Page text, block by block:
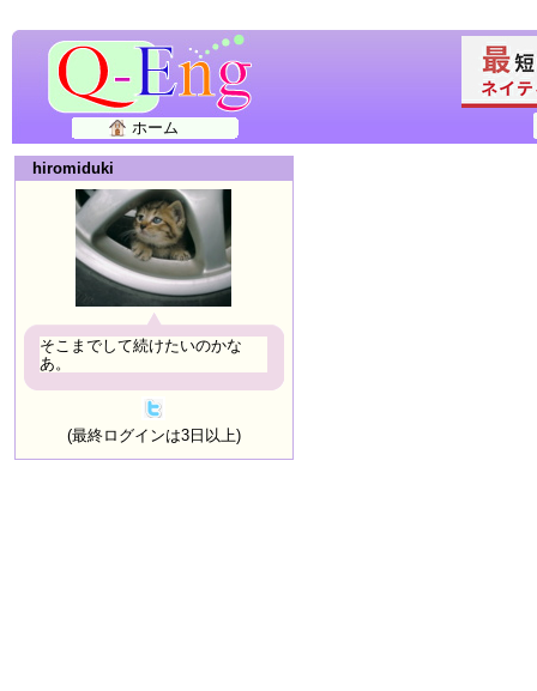
ホーム
hiromiduki
そこまでして続けたいのかな
あ。
(最終ログインは3日以上)